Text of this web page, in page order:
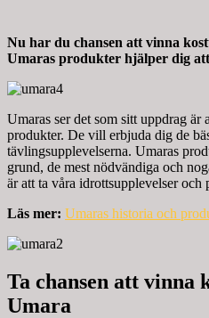
Nu har du chansen att vinna
Umaras produkter hjälper dig
Umaras ser det som sitt uppdrag är
produkter. De vill erbjuda dig de
tävlingsupplevelserna. Umaras
grund, de mest nödvändiga och
är att ta våra idrottsupplevelser
Läs mer: Umaras historia och
Ta chansen att vinna
Umara